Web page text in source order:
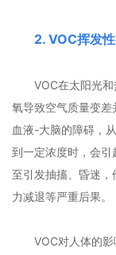
2. VOC挥发
VOC在太阳光
氧导致空气质量变
血液-大脑的障碍，
到一定浓度时，会
至引发抽搐、昏迷
力减退等严重后果。
VOC对人体的影